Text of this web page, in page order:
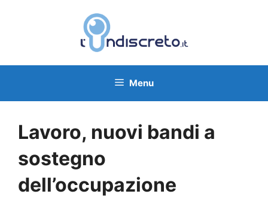
Menu
Lavoro, nuovi bandi a
sostegno
dell’occupazione